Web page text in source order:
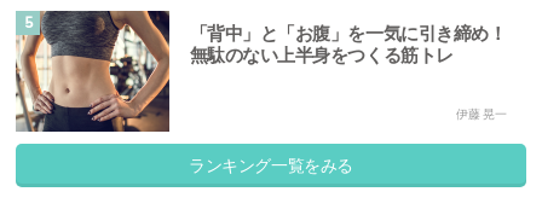
5
「背中」と「お腹」を一気に引き締め！
無駄のない上半身をつくる筋トレ
伊藤 晃一
ランキング一覧をみる